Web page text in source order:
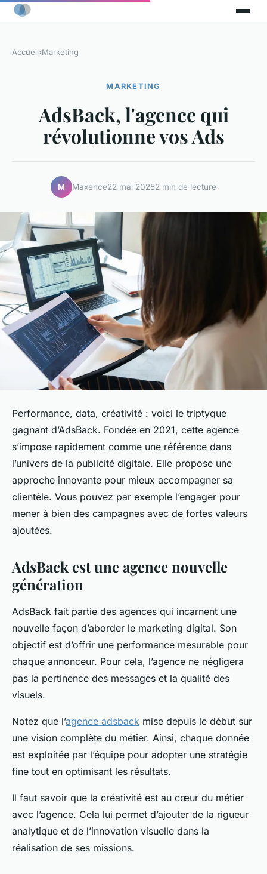
Accueil›Marketing
MARKETING
AdsBack, l'agence qui
révolutionne vos Ads
M Maxence22 mai 20252 min de lecture
Performance, data, créativité : voici le triptyque
gagnant d’AdsBack. Fondée en 2021, cette agence
s’impose rapidement comme une référence dans
l’univers de la publicité digitale. Elle propose une
approche innovante pour mieux accompagner sa
clientèle. Vous pouvez par exemple l’engager pour
mener à bien des campagnes avec de fortes valeurs
ajoutées.
AdsBack est une agence nouvelle
génération
AdsBack fait partie des agences qui incarnent une
nouvelle façon d’aborder le marketing digital. Son
objectif est d’offrir une performance mesurable pour
chaque annonceur. Pour cela, l’agence ne négligera
pas la pertinence des messages et la qualité des
visuels.
Notez que l’agence adsback mise depuis le début sur
une vision complète du métier. Ainsi, chaque donnée
est exploitée par l’équipe pour adopter une stratégie
fine tout en optimisant les résultats.
Il faut savoir que la créativité est au cœur du métier
avec l’agence. Cela lui permet d’ajouter de la rigueur
analytique et de l’innovation visuelle dans la
réalisation de ses missions.